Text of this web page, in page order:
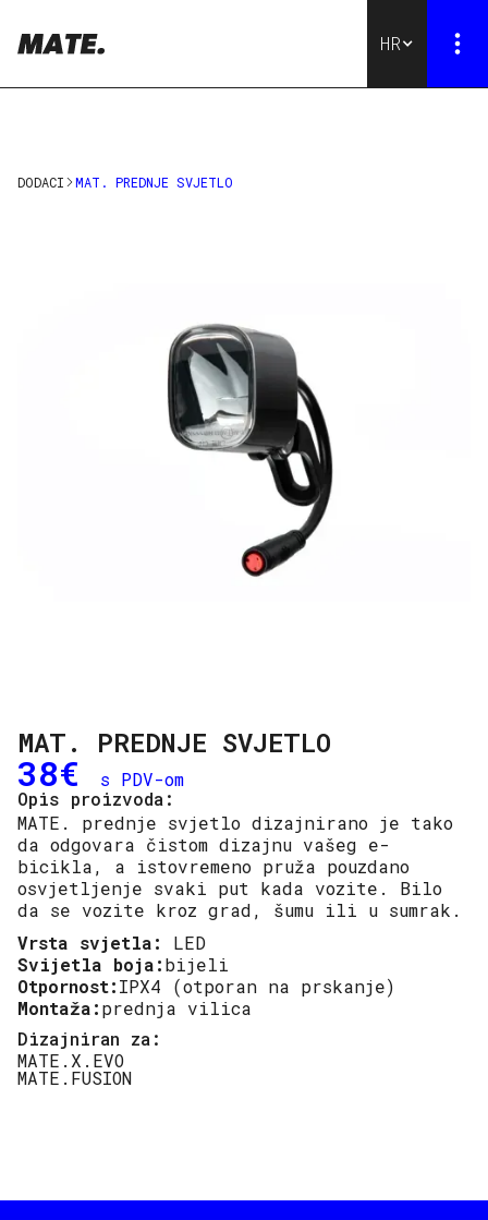
HR
PRIBOR
TRGOVANJE
DODACI MAT. PREDNJE SVJETLO
MAT. PREDNJE SVJETLO
38€
s PDV-om
Opis proizvoda:
MATE. prednje svjetlo dizajnirano je tako
da odgovara čistom dizajnu vašeg e-
bicikla, a istovremeno pruža pouzdano
osvjetljenje svaki put kada vozite. Bilo
da se vozite kroz grad, šumu ili u sumrak.
Vrsta svjetla: LED
Svijetla boja:bijeli
Otpornost:IPX4 (otporan na prskanje)
Montaža:prednja vilica
Dizajniran za:
MATE.X.EVO
MATE.FUSION